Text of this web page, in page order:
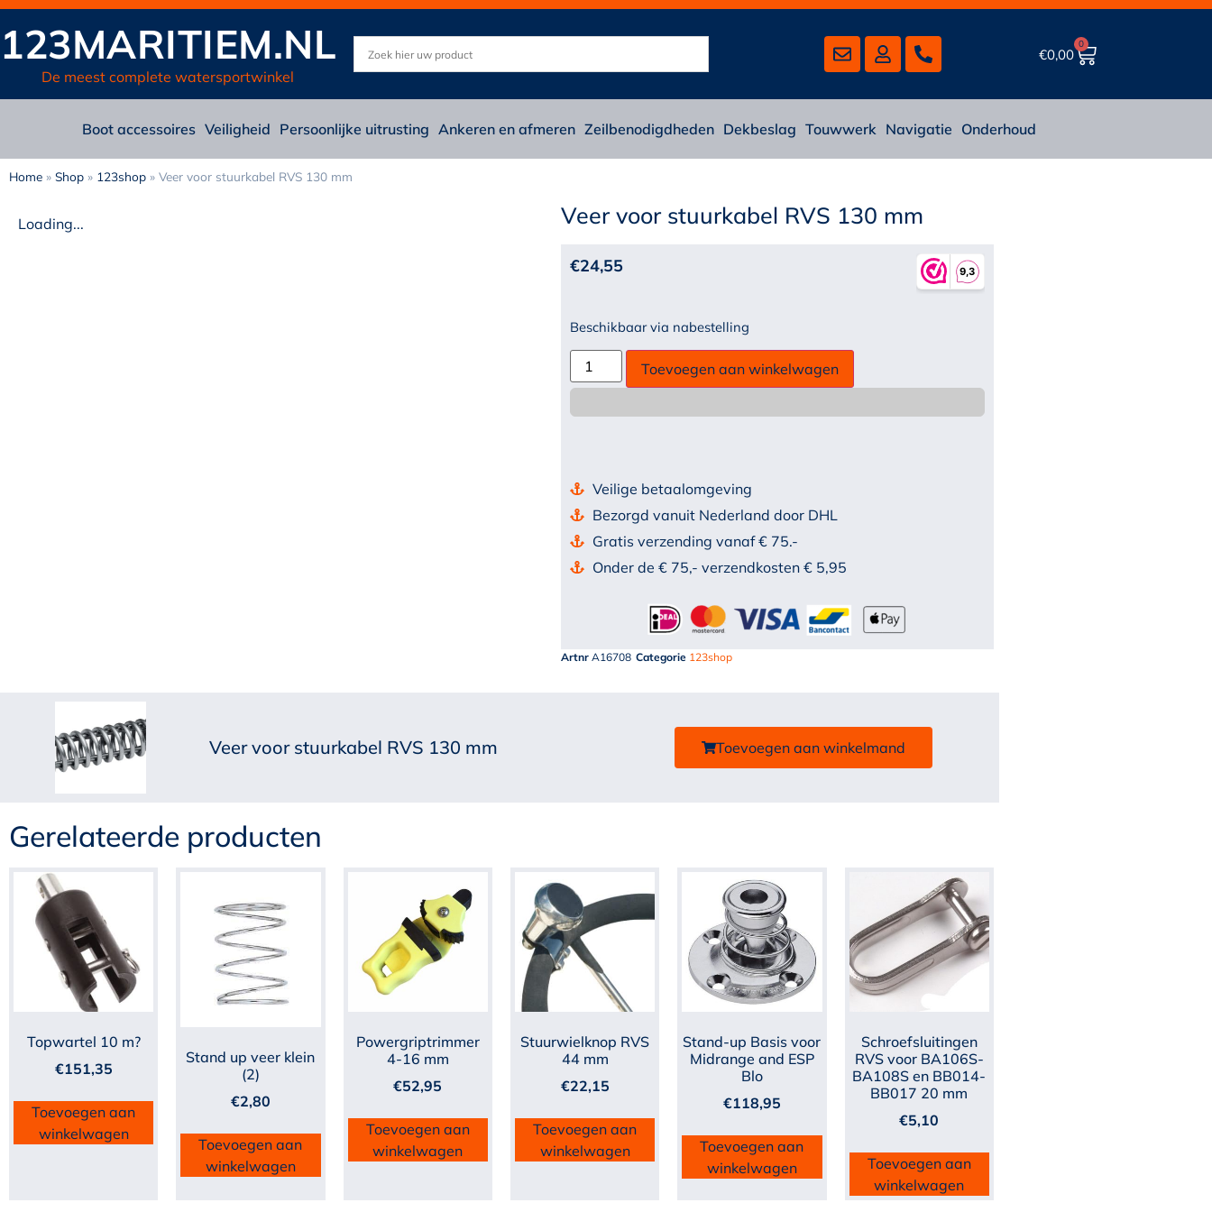
123MARITIEM.NL
De meest complete watersportwinkel
€0,00
0
Boot accessoires Veiligheid Persoonlijke uitrusting Ankeren en afmeren Zeilbenodigdheden Dekbeslag Touwwerk Navigatie Onderhoud
Home » Shop » 123shop » Veer voor stuurkabel RVS 130 mm
Loading... Veer voor stuurkabel RVS 130 mm
€24,55
Beschikbaar via nabestelling
Toevoegen aan winkelwagen
Veilige betaalomgeving
Bezorgd vanuit Nederland door DHL
Gratis verzending vanaf € 75.-
Onder de € 75,- verzendkosten € 5,95
Artnr A16708 Categorie 123shop
Veer voor stuurkabel RVS 130 mm Toevoegen aan winkelmand
Gerelateerde producten
Topwartel 10 m?
€151,35
Toevoegen aan
winkelwagen
Stand up veer klein
(2)
€2,80
Toevoegen aan
winkelwagen
Powergriptrimmer
4-16 mm
€52,95
Toevoegen aan
winkelwagen
Stuurwielknop RVS
44 mm
€22,15
Toevoegen aan
winkelwagen
Stand-up Basis voor
Midrange and ESP
Blo
€118,95
Toevoegen aan
winkelwagen
Schroefsluitingen
RVS voor BA106S-
BA108S en BB014-
BB017 20 mm
€5,10
Toevoegen aan
winkelwagen